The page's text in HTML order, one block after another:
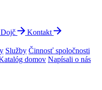
Kontakt
Služby Činnosť spoločnosti
domov Napísali o nás